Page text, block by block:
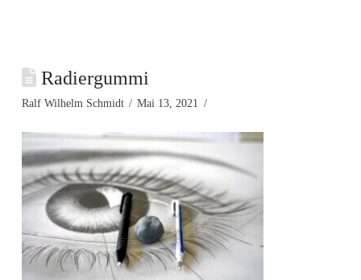
Radiergummi
Ralf Wilhelm Schmidt Mai 13, 2021